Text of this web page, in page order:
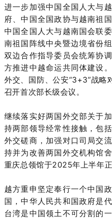
进一步加强中国全国人大与
府、中国全国政协与越南祖
中国全国人大与越南国会联
南祖国阵线中央暨边境省份
双边合作指导委员会统筹协
方推进中越命运共同体建设
外交、国防、公安“3+3”战略
召开首次部长级会议。
继续落实好两国外交部关于
持两部领导经常性接触，包
外交磋商，加强对口司局交
持并为改善两国外交机构馆
重庆总领馆于2025年上半年正
越方重申坚定奉行一个中国
国，中华人民共和国政府是
台湾是中国领土不可分割的